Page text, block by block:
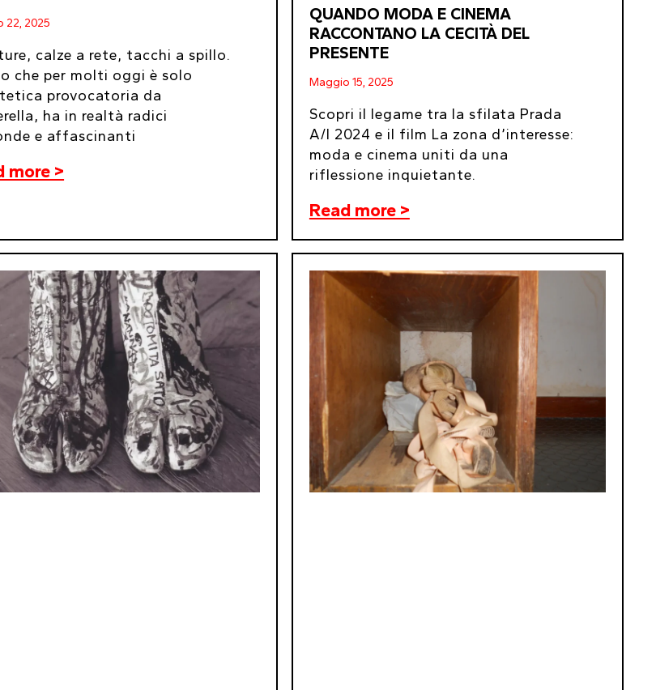
22, 2025
calze a rete, tacchi a spillo.
che per molti oggi è solo
provocatoria da
ha in realtà radici
e affascinanti
more >
QUANDO MODA E CINEMA
RACCONTANO LA CECITÀ DEL
PRESENTE
Maggio 15, 2025
Scopri il legame tra la sfilata Prada
A/I 2024 e il film La zona d’interesse:
moda e cinema uniti da una
riflessione inquietante.
Read more >